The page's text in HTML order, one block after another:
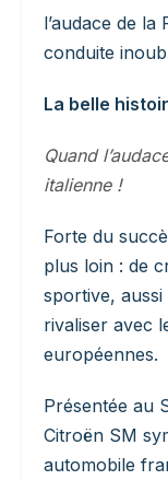
l’audace de
conduite
La belle
Quand
italienne !
Forte du
plus loin : de
sportive, aussi
rivaliser avec
européennes.
Présentée au
Citroën SM
automobile